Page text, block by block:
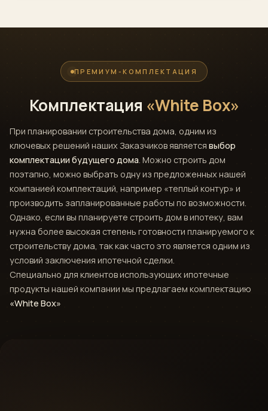
ПРЕМИУМ-КОМПЛЕКТАЦИЯ
Комплектация «White Box»
При планировании строительства дома, одним из
ключевых решений наших Заказчиков является выбор
комплектации будущего дома. Можно строить дом
поэтапно, можно выбрать одну из предложенных нашей
компанией комплектаций, например «теплый контур» и
производить запланированные работы по возможности.
Однако, если вы планируете строить дом в ипотеку, вам
нужна более высокая степень готовности планируемого к
строительству дома, так как часто это является одним из
условий заключения ипотечной сделки.
Специально для клиентов использующих ипотечные
продукты нашей компании мы предлагаем комплектацию
«White Box»